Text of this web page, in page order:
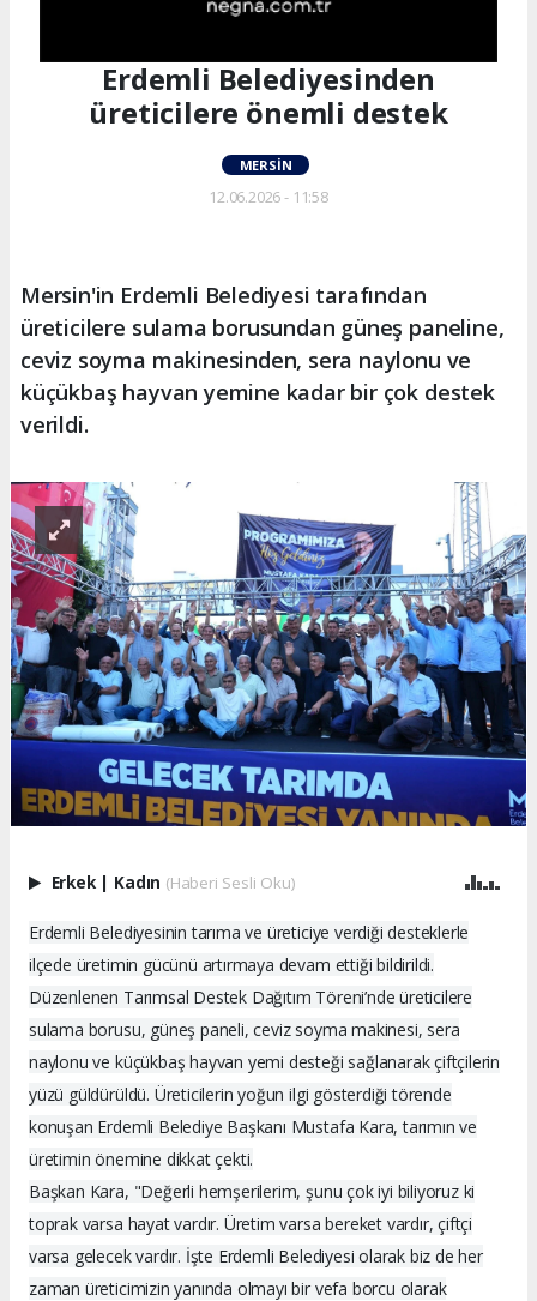
Erdemli Belediyesinden
üreticilere önemli destek
MERSIN
12.06.2026 - 11:58
Mersin'in Erdemli Belediyesi tarafından
üreticilere sulama borusundan güneş paneline,
ceviz soyma makinesinden, sera naylonu ve
küçükbaş hayvan yemine kadar bir çok destek
verildi.
Erkek | Kadın (Haberi Sesli Oku)
Erdemli Belediyesinin tarıma ve üreticiye verdiği desteklerle
ilçede üretimin gücünü artırmaya devam ettiği bildirildi.
Düzenlenen Tarımsal Destek Dağıtım Töreni’nde üreticilere
sulama borusu, güneş paneli, ceviz soyma makinesi, sera
naylonu ve küçükbaş hayvan yemi desteği sağlanarak çiftçilerin
yüzü güldürüldü. Üreticilerin yoğun ilgi gösterdiği törende
konuşan Erdemli Belediye Başkanı Mustafa Kara, tarımın ve
üretimin önemine dikkat çekti.
Başkan Kara, "Değerli hemşerilerim, şunu çok iyi biliyoruz ki
toprak varsa hayat vardır. Üretim varsa bereket vardır, çiftçi
varsa gelecek vardır. İşte Erdemli Belediyesi olarak biz de her
zaman üreticimizin yanında olmayı bir vefa borcu olarak